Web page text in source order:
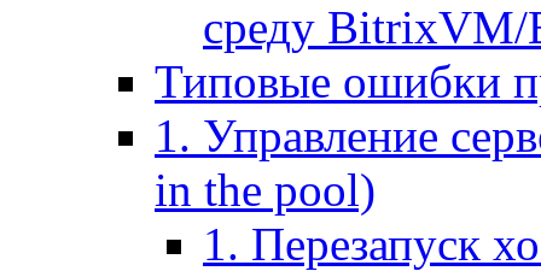
среду
Типовые ошибки
1. Управление
in the pool)
1. Перезапуск